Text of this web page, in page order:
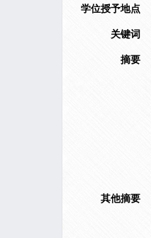
学位授予地点
关键词
摘要
其他摘要